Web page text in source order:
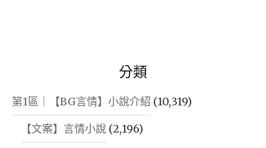
分類
第1區｜【BG言情】小說介紹 (10,319)
【文案】言情小說 (2,196)